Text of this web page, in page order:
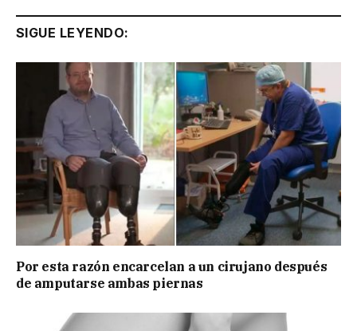
SIGUE LEYENDO:
Por esta razón encarcelan a un cirujano después
de amputarse ambas piernas